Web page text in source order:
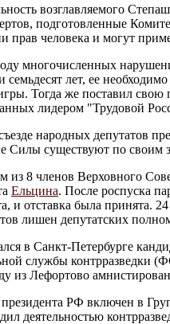
возглавляемого
подготовленные
прав человека и могут
многочисленных
семьдесят лет, ее
Тогда же поставил
лидером "Трудовой
народных депутатов
Силы существуют по
из 8 членов Верховного
Ельцина. После роспуска
и отставка была принята.
лишен депутатских
в Санкт-Петербурге
службы контрразведки
из Лефортово
президента РФ включен в
деятельностью